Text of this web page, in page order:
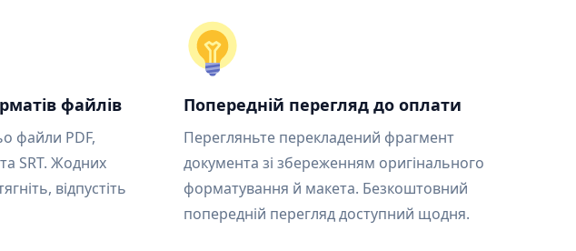
файлів
файли PDF,
та SRT. Жодних
відпустіть
Попередній перегляд до оплати
Перегляньте перекладений фрагмент
документа зі збереженням оригінального
форматування й макета. Безкоштовний
попередній перегляд доступний щодня.